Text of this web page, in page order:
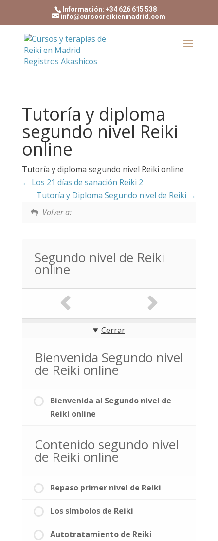
Información: +34 626 615 538
info@cursosreikienmadrid.com
Tutoría y diploma
segundo nivel Reiki
online
Tutoría y diploma segundo nivel Reiki online
Los 21 días de sanación Reiki 2
Tutoría y Diploma Segundo nivel de Reiki
Volver a:
Segundo nivel de Reiki
online
Cerrar
Bienvenida Segundo nivel
de Reiki online
Bienvenida al Segundo nivel de
Reiki online
Contenido segundo nivel
de Reiki online
Repaso primer nivel de Reiki
Los símbolos de Reiki
Autotratamiento de Reiki